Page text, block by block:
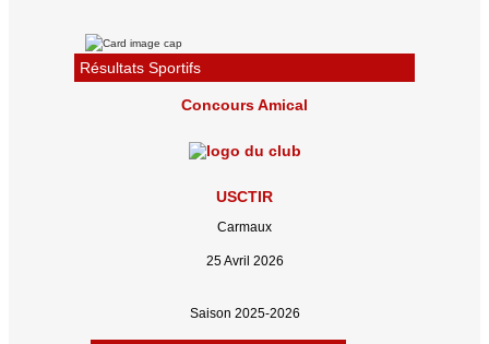
Résultats Sportifs
Concours Amical
USCTIR
Carmaux
25 Avril 2026
Saison 2025-2026